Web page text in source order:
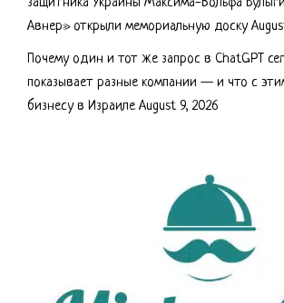
Авнер» открыли мемориальную доску
Почему один и тот же запрос в ChatGPT
показывает разные компании — и что с
бизнесу в Израиле August 9, 2026